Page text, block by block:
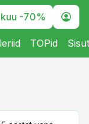
-70%
TOPid